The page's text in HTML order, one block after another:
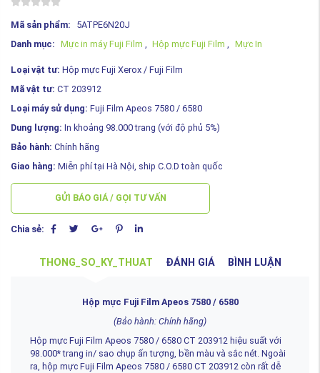
Mã sản phẩm:
5ATPE6N20J
Danh mục: Mực in máy Fuji Film , Hộp mực Fuji Film , Mực In
Loại vật tư: Hộp mực Fuji Xerox / Fuji Film
Mã vật tư: CT 203912
Loại máy sử dụng: Fuji Film Apeos 7580 / 6580
Dung lượng: In khoảng 98.000 trang (với độ phủ 5%)
Bảo hành: Chính hãng
Giao hàng: Miễn phí tại Hà Nội, ship C.O.D toàn quốc
GỬI BÁO GIÁ / GỌI TƯ VẤN
Chia sẻ:
THONG_SO_KY_THUAT ĐÁNH GIÁ BÌNH LUẬN
Hộp mực Fuji Film Apeos 7580 / 6580
(Bảo hành: Chính hãng)
Hộp mực Fuji Film Apeos 7580 / 6580 CT 203912 hiệu suất với
98.000* trang in/ sao chụp ấn tượng, bền màu và sắc nét. Ngoài
ra, hộp mực Fuji Film Apeos 7580 / 6580 CT 203912 còn rất dễ